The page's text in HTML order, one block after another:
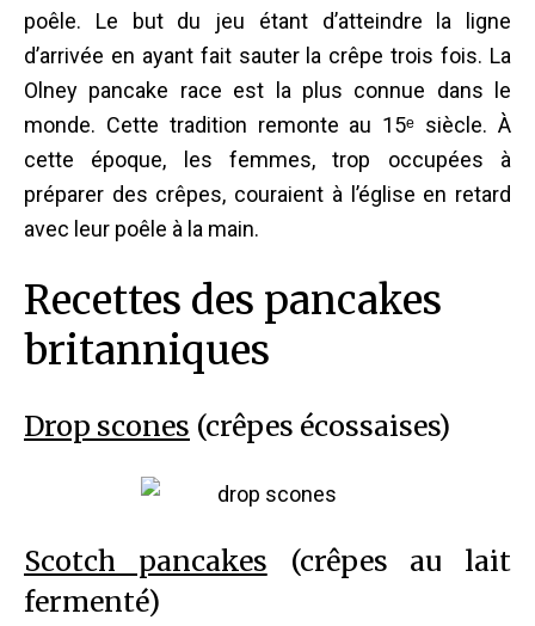
poêle. Le but du jeu étant d’atteindre la ligne
d’arrivée en ayant fait sauter la crêpe trois fois. La
Olney pancake race est la plus connue dans le
monde. Cette tradition remonte au 15ᵉ siècle. À
cette époque, les femmes, trop occupées à
préparer des crêpes, couraient à l’église en retard
avec leur poêle à la main.
Recettes des pancakes
britanniques
Drop scones (crêpes écossaises)
Scotch pancakes (crêpes au lait
fermenté)